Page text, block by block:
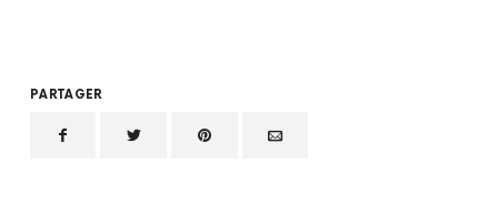
PARTAGER